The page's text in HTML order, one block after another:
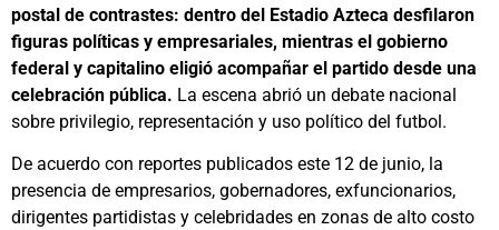
postal de contrastes: dentro del Estadio Azteca desfilaron
figuras políticas y empresariales, mientras el gobierno
federal y capitalino eligió acompañar el partido desde una
celebración pública. La escena abrió un debate nacional
sobre privilegio, representación y uso político del futbol.
De acuerdo con reportes publicados este 12 de junio, la
presencia de empresarios, gobernadores, exfuncionarios,
dirigentes partidistas y celebridades en zonas de alto costo